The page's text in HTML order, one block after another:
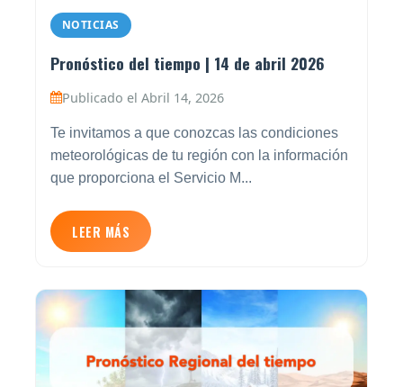
NOTICIAS
Pronóstico del tiempo | 14 de abril 2026
Publicado el Abril 14, 2026
Te invitamos a que conozcas las condiciones
meteorológicas de tu región con la información
que proporciona el Servicio M...
LEER MÁS